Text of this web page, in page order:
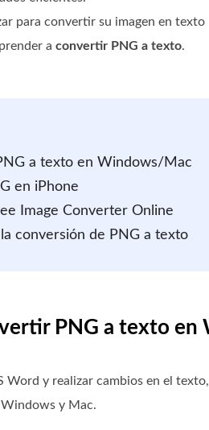
para convertir su imagen en texto
a convertir PNG a texto.
a texto en Windows/Mac
en iPhone
Image Converter Online
conversión de PNG a texto
PNG a texto
y realizar cambios en el
y Mac.